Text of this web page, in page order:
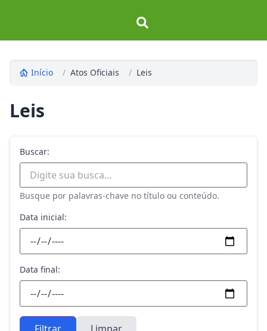
Início / Atos Oficiais / Leis
Leis
Buscar:
Busque por palavras-chave no título ou conteúdo.
Data inicial:
Data final: